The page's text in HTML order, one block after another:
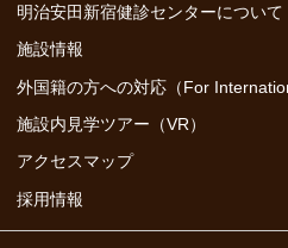
明治安田新宿健診センターについて
施設情報
外国籍の方への対応（For
施設内見学ツアー（VR）
アクセスマップ
採用情報